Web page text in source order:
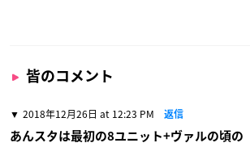
皆のコメント
2018年12月26日 at 12:23 PM 返信
あんスタは最初の8ユニット+ヴァルの頃の